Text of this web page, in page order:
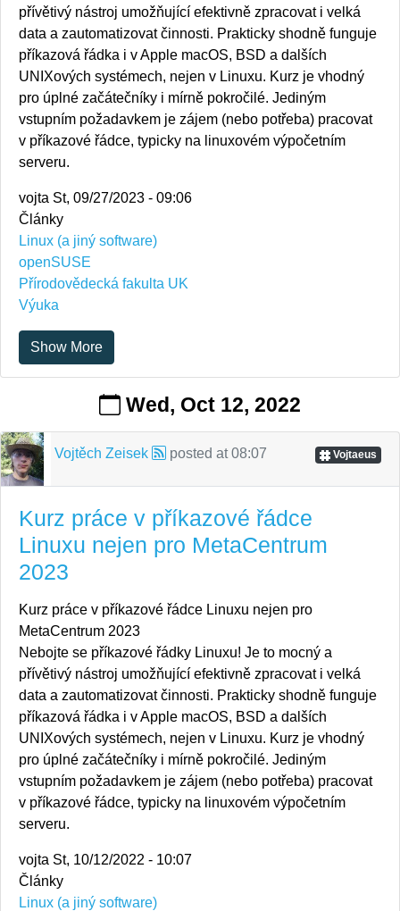
přívětivý nástroj umožňující efektivně zpracovat i velká
data a zautomatizovat činnosti. Prakticky shodně funguje
příkazová řádka i v Apple macOS, BSD a dalších
UNIXových systémech, nejen v Linuxu. Kurz je vhodný
pro úplné začátečníky i mírně pokročilé. Jediným
vstupním požadavkem je zájem (nebo potřeba) pracovat
v příkazové řádce, typicky na linuxovém výpočetním
serveru.
vojta St, 09/27/2023 - 09:06
Články
Linux (a jiný software)
openSUSE
Přírodovědecká fakulta UK
Výuka
Show More
Wed, Oct 12, 2022
Vojtěch Zeisek posted at08:07 Vojtaeus
Kurz práce v příkazové řádce
Linuxu nejen pro MetaCentrum
2023
Kurz práce v příkazové řádce Linuxu nejen pro
MetaCentrum 2023
Nebojte se příkazové řádky Linuxu! Je to mocný a
přívětivý nástroj umožňující efektivně zpracovat i velká
data a zautomatizovat činnosti. Prakticky shodně funguje
příkazová řádka i v Apple macOS, BSD a dalších
UNIXových systémech, nejen v Linuxu. Kurz je vhodný
pro úplné začátečníky i mírně pokročilé. Jediným
vstupním požadavkem je zájem (nebo potřeba) pracovat
v příkazové řádce, typicky na linuxovém výpočetním
serveru.
vojta St, 10/12/2022 - 10:07
Články
Linux (a jiný software)